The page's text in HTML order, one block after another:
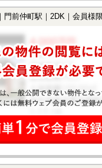
前仲町駅｜2DK｜会員様限定で